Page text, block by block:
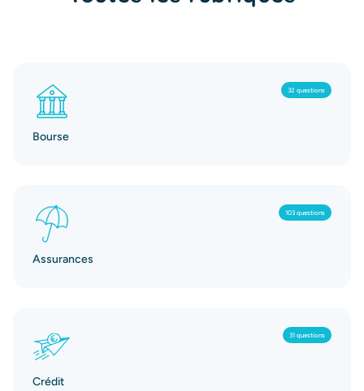
32 questions
Bourse
103 questions
Assurances
31 questions
Crédit